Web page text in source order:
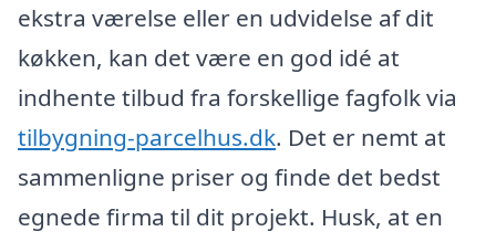
ekstra værelse eller en udvidelse af dit
køkken, kan det være en god idé at
indhente tilbud fra forskellige fagfolk via
tilbygning-parcelhus.dk. Det er nemt at
sammenligne priser og finde det bedst
egnede firma til dit projekt. Husk, at en